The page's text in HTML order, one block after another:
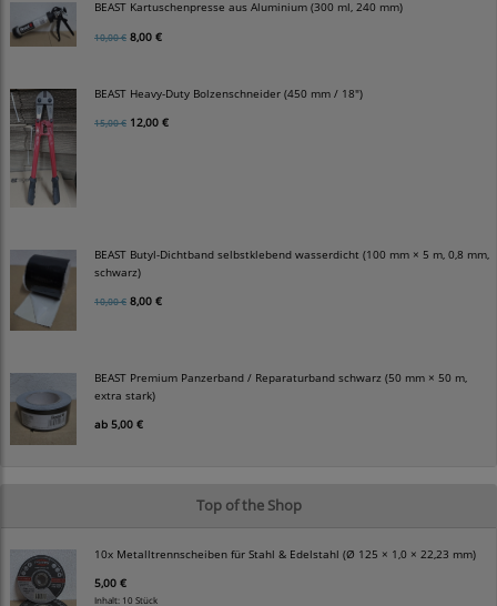
BEAST Kartuschenpresse aus Aluminium (300 ml, 240 mm)
10,00 € 8,00 €
BEAST Heavy-Duty Bolzenschneider (450 mm / 18")
15,00 € 12,00 €
BEAST Butyl-Dichtband selbstklebend wasserdicht (100 mm × 5 m, 0,8 mm,
schwarz)
10,00 € 8,00 €
BEAST Premium Panzerband / Reparaturband schwarz (50 mm × 50 m,
extra stark)
ab 5,00 €
Top of the Shop
10x Metalltrennscheiben für Stahl & Edelstahl (Ø 125 × 1,0 × 22,23 mm)
5,00 €
Inhalt: 10 Stück